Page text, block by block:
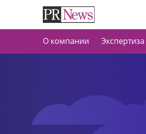
О компании Экспертиза